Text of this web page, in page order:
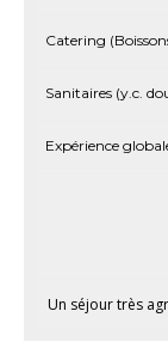
Catering
Sanitaires (y.c.
Expérience
Un séjour très